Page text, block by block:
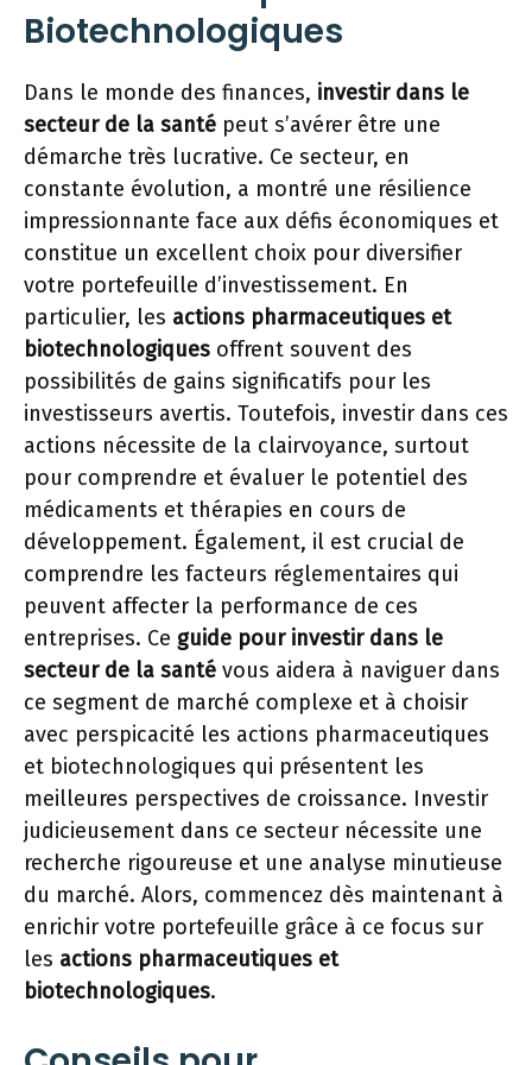
Biotechnologiques
Dans le monde des finances, investir dans le
secteur de la santé peut s’avérer être une
démarche très lucrative. Ce secteur, en
constante évolution, a montré une résilience
impressionnante face aux défis économiques et
constitue un excellent choix pour diversifier
votre portefeuille d’investissement. En
particulier, les actions pharmaceutiques et
biotechnologiques offrent souvent des
possibilités de gains significatifs pour les
investisseurs avertis. Toutefois, investir dans ces
actions nécessite de la clairvoyance, surtout
pour comprendre et évaluer le potentiel des
médicaments et thérapies en cours de
développement. Également, il est crucial de
comprendre les facteurs réglementaires qui
peuvent affecter la performance de ces
entreprises. Ce guide pour investir dans le
secteur de la santé vous aidera à naviguer dans
ce segment de marché complexe et à choisir
avec perspicacité les actions pharmaceutiques
et biotechnologiques qui présentent les
meilleures perspectives de croissance. Investir
judicieusement dans ce secteur nécessite une
recherche rigoureuse et une analyse minutieuse
du marché. Alors, commencez dès maintenant à
enrichir votre portefeuille grâce à ce focus sur
les actions pharmaceutiques et
biotechnologiques.